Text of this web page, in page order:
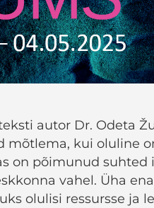
autor Dr. Odeta
mõtlema, kui oluline
on põimunud
vahel. Üha
olulisi ressursse ja